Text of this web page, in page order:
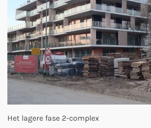
Het lagere fase 2-complex